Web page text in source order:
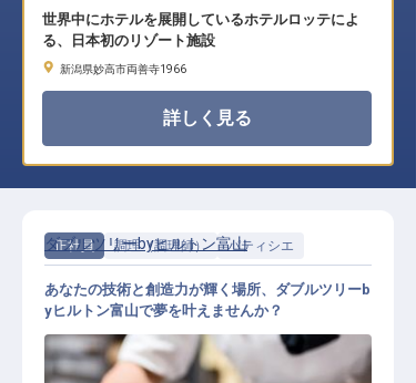
世界中にホテルを展開しているホテルロッテによ
る、日本初のリゾート施設
新潟県妙高市両善寺1966
詳しく見る
正社員 調理（調理師） パティシエ
ダブルツリーbyヒルトン富山
あなたの技術と創造力が輝く場所、ダブルツリーb
yヒルトン富山で夢を叶えませんか？